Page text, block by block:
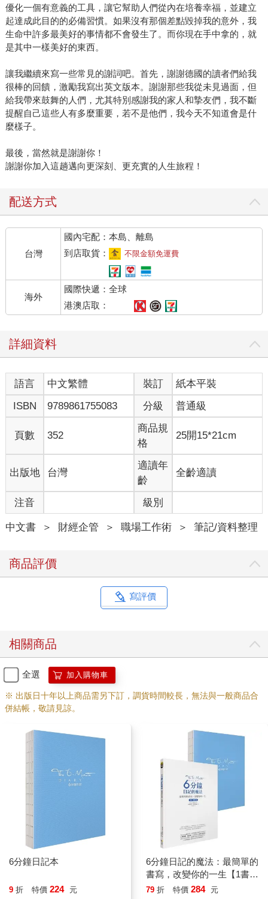
優化一個有意義的工具，讓它幫助人們從內在培養幸福，並建立
起達成此目的的必備習慣。如果沒有那個差點毀掉我的意外，我
生命中許多最美好的事情都不會發生了。而你現在手中拿的，就
是其中一樣美好的東西。
讓我繼續來寫一些常見的謝詞吧。首先，謝謝德國的讀者們給我
很棒的回饋，激勵我寫出英文版本。謝謝那些我從未見過面，但
給我帶來鼓舞的人們，尤其特別感謝我的家人和摯友們，我不斷
提醒自己這些人有多麼重要，若不是他們，我今天不知道會是什
麼樣子。
最後，當然就是謝謝你！
謝謝你加入這趟邁向更深刻、更充實的人生旅程！
配送方式
台灣
國內宅配：本島、離島
到店取貨：
不限金額免運費
海外
國際快遞：全球
港澳店取：
詳細資料
語言 中文繁體 裝訂
紙本平裝
ISBN
9789861755083 分級 普通級
頁數 352
商品規
格
25開15*21cm
出版地 台灣
適讀年
齡
全齡適讀
注音 級別
中文書 ＞ 財經企管 ＞ 職場工作術 ＞ 筆記/資料整理
商品評價
寫評價
相關商品
全選 加入購物車
※ 出版日十年以上商品需另下訂，調貨時間較長，無法與一般商品合
併結帳，敬請見諒。
6分鐘日記本
9 折 特價 224 元
6分鐘日記的魔法：最簡單的
書寫，改變你的一生【1書＋
1日記本】
79 折 特價 284 元